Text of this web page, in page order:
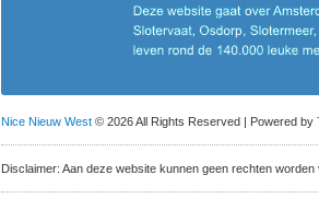
Nice Nieuw West © 2026 All Rights Reserved | Powered by
Disclaimer: Aan deze website kunnen geen rechten worden